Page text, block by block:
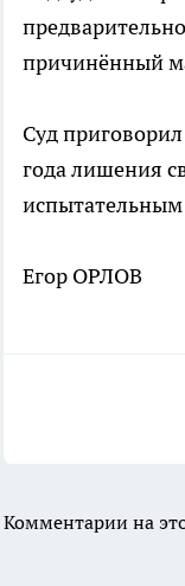
причинённый
Суд
года лишения
испытательным
Егор ОРЛОВ
Комментарии на